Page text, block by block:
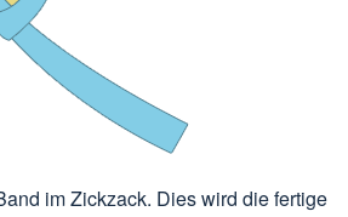
im Zickzack. Dies wird die fertige